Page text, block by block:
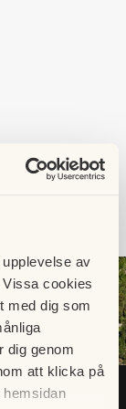
av
cookies
med dig som
dig genom
att klicka på